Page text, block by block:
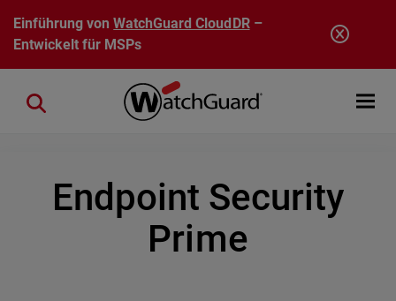
Direkt zum Inhalt
Einführung vonWatchGuard CloudDR–
Entwickelt für MSPs
Open
Close search
Endpoint Security
Prime